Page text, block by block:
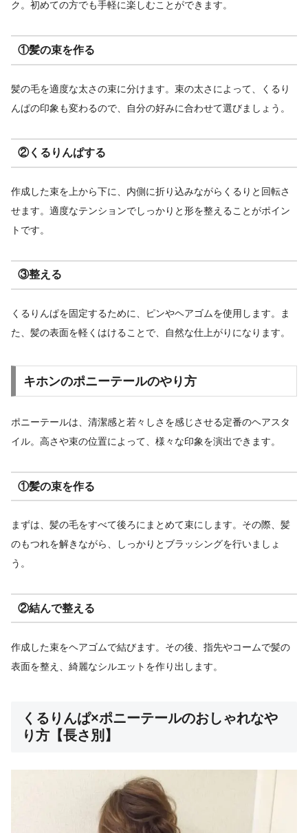
ク。初めての方でも手軽に楽しむことができます。
①髪の束を作る
髪の毛を適度な太さの束に分けます。束の太さによって、くるり
んぱの印象も変わるので、自分の好みに合わせて選びましょう。
②くるりんぱする
作成した束を上から下に、内側に折り込みながらくるりと回転さ
せます。適度なテンションでしっかりと形を整えることがポイン
トです。
③整える
くるりんぱを固定するために、ピンやヘアゴムを使用します。ま
た、髪の表面を軽くはけることで、自然な仕上がりになります。
キホンのポニーテールのやり方
ポニーテールは、清潔感と若々しさを感じさせる定番のヘアスタ
イル。高さや束の位置によって、様々な印象を演出できます。
①髪の束を作る
まずは、髪の毛をすべて後ろにまとめて束にします。その際、髪
のもつれを解きながら、しっかりとブラッシングを行いましょ
う。
②結んで整える
作成した束をヘアゴムで結びます。その後、指先やコームで髪の
表面を整え、綺麗なシルエットを作り出します。
くるりんぱ×ポニーテールのおしゃれなや
り方【長さ別】